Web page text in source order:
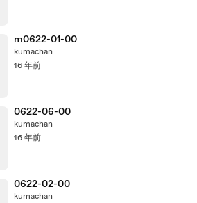
m0622-01-00
kumachan
16 年前
0622-06-00
kumachan
16 年前
0622-02-00
kumachan